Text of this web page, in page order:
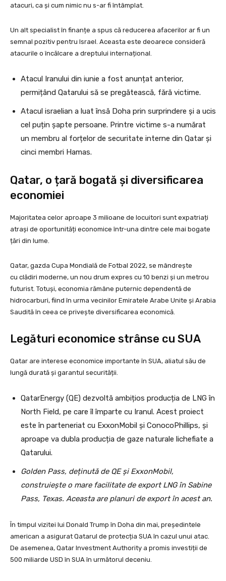
atacuri, ca și cum nimic nu s-ar fi întâmplat.
Un alt specialist în finanțe a spus că reducerea afacerilor ar fi un
semnal pozitiv pentru Israel. Aceasta este deoarece consideră
atacurile o încălcare a dreptului internațional.
Atacul Iranului din iunie a fost anunțat anterior,
permițând Qatarului să se pregătească, fără victime.
Atacul israelian a luat însă Doha prin surprindere și a ucis
cel puțin șapte persoane. Printre victime s-a numărat
un membru al forțelor de securitate interne din Qatar și
cinci membri Hamas.
Qatar, o țară bogată și diversificarea
economiei
Majoritatea celor aproape 3 milioane de locuitori sunt expatriați
atrași de oportunități economice într-una dintre cele mai bogate
țări din lume.
Qatar, gazda Cupa Mondială de Fotbal 2022, se mândrește
cu clădiri moderne, un nou drum expres cu 10 benzi și un metrou
futurist. Totuși, economia rămâne puternic dependentă de
hidrocarburi, fiind în urma vecinilor Emiratele Arabe Unite și Arabia
Saudită în ceea ce privește diversificarea economică.
Legături economice strânse cu SUA
Qatar are interese economice importante în SUA, aliatul său de
lungă durată și garantul securității.
QatarEnergy (QE) dezvoltă ambițios producția de LNG în
North Field, pe care îl împarte cu Iranul. Acest proiect
este în parteneriat cu ExxonMobil și ConocoPhillips, și
aproape va dubla producția de gaze naturale lichefiate a
Qatarului.
Golden Pass, deținută de QE și ExxonMobil,
construiește o mare facilitate de export LNG în Sabine
Pass, Texas. Aceasta are planuri de export în acest an.
În timpul vizitei lui Donald Trump în Doha din mai, președintele
american a asigurat Qatarul de protecția SUA în cazul unui atac.
De asemenea, Qatar Investment Authority a promis investiții de
500 miliarde USD în SUA în următorul deceniu.